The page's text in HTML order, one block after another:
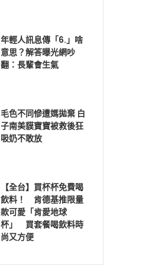
年輕人訊息傳「6.」啥
意思？解答曝光網吵
翻：長輩會生氣
毛色不同慘遭媽拋棄 白
子南美貘寶寶被救後狂
吸奶不敢放
【全台】買杯杯免費喝
飲料！ 肯德基推限量
款可愛「肯愛地球
杯」 買套餐喝飲料時
尚又方便